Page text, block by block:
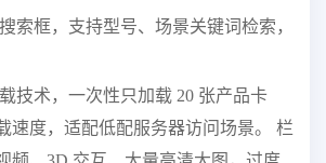
索框，支持型号、场景关键词检索，
技术，一次性只加载 20 张产品卡
速度，适配低配服务器访问场景。 栏